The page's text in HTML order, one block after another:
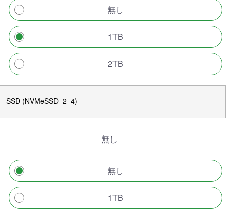
無し
1TB
2TB
SSD (NVMeSSD_2_4)
無し
無し
1TB